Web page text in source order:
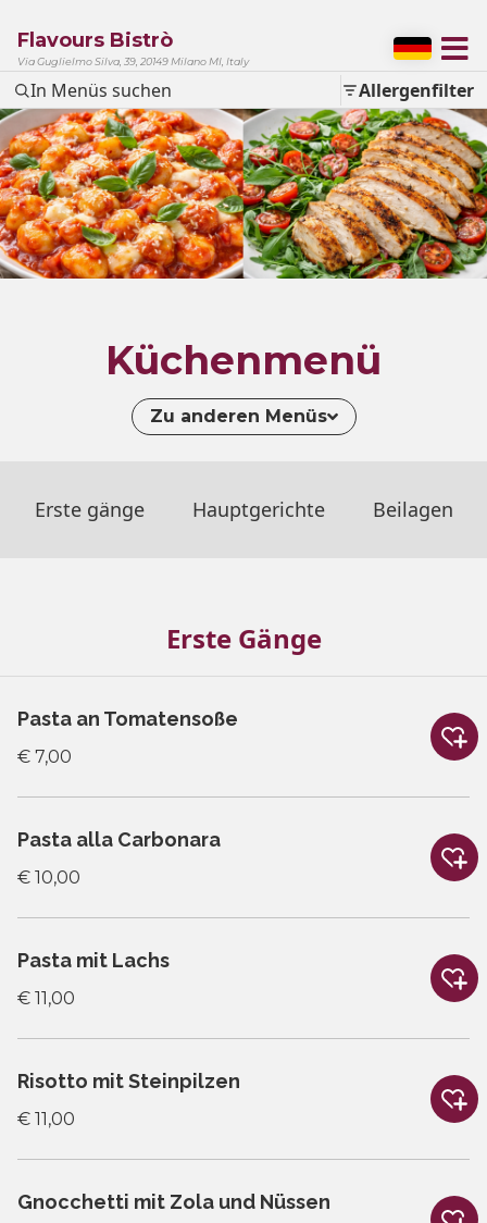
Flavours Bistrò
Via Guglielmo Silva, 39, 20149 Milano MI, Italy
In Menüs suchen Allergenfilter
Küchenmenü
Zu anderen Menüs
Erste gänge Hauptgerichte Beilagen
Erste Gänge
Pasta an Tomatensoße
€ 7,00
Pasta alla Carbonara
€ 10,00
Pasta mit Lachs
€ 11,00
Risotto mit Steinpilzen
€ 11,00
Gnocchetti mit Zola und Nüssen